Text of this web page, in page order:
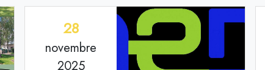
28
novembre
2025